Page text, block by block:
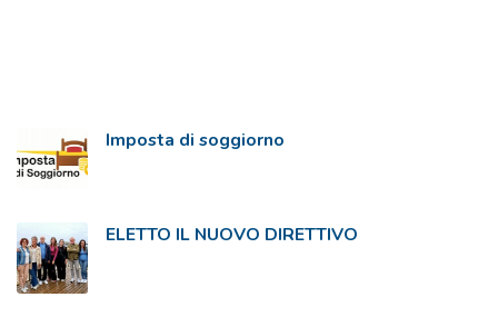
Imposta di soggiorno
ELETTO IL NUOVO DIRETTIVO